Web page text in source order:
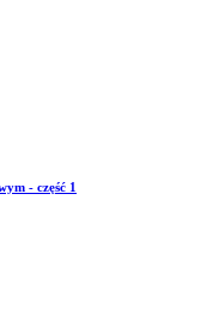
- część 1